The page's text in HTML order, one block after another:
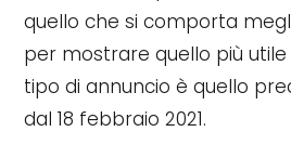
quello che si comporta
per mostrare quello più
tipo di annuncio è quello
dal 18 febbraio 2021.